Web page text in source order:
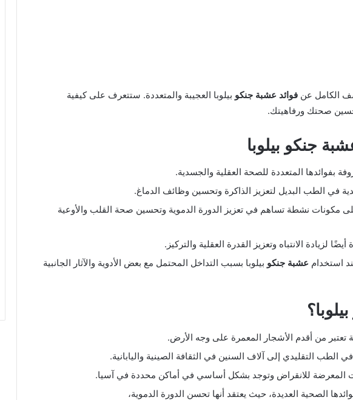
الكامل عن فوائد عشبة جنكو بيلوبا العجيبة والمتعددة. ستتعرف على كيفية
صحتك ورفاهيتك.
جنكو بيلوبا
بفوائدها المتعددة للصحة العقلية والجسدية.
في الطب البديل لتعزيز الذاكرة وتحسين وظائف الدماغ.
مكونات نشطة تساهم في تعزيز الدورة الدموية وتحسين صحة القلب والأوعية
أيضًا لزيادة الانتباه وتعزيز القدرة العقلية والتركيز.
استخدام عشبة جنكو بيلوبا بسبب التداخل المحتمل مع بعض الأدوية والآثار الجانبية
تعتبر من أقدم الأشجار المعمرة على وجه الأرض.
الطب التقليدي إلى آلاف السنين في الثقافة الصينية واليابانية.
المعرضة للانقراض وتوجد بشكل أساسي في أماكن محددة في آسيا.
الصحية العديدة، حيث يعتقد أنها تحسن الدورة الدموية،